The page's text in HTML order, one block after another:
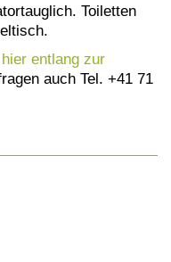
Toiletten
hier entlang zur
auch Tel. +41 71